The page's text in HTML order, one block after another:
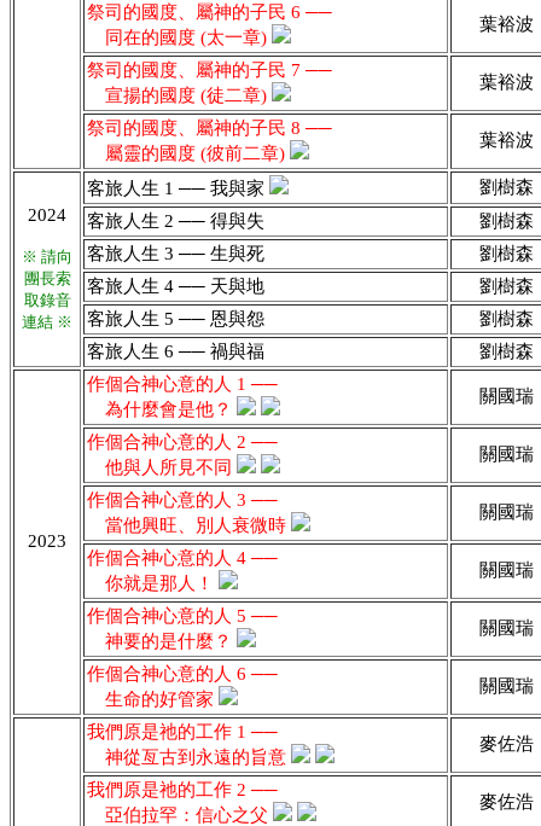
祭司的國度、屬神的子民 6 ──
同在的國度 (太一章)
葉裕波
祭司的國度、屬神的子民 7 ──
宣揚的國度 (徒二章)
葉裕波
祭司的國度、屬神的子民 8 ──
屬靈的國度 (彼前二章)
葉裕波
2024
※ 請向
團長索
取錄音
連結 ※
客旅人生 1 ── 我與家
劉樹森
客旅人生 2 ── 得與失
劉樹森
客旅人生 3 ── 生與死
劉樹森
客旅人生 4 ── 天與地
劉樹森
客旅人生 5 ── 恩與怨
劉樹森
客旅人生 6 ── 禍與福
劉樹森
2023
作個合神心意的人 1 ──
為什麼會是他？
關國瑞
作個合神心意的人 2 ──
他與人所見不同
關國瑞
作個合神心意的人 3 ──
當他興旺、別人衰微時
關國瑞
作個合神心意的人 4 ──
你就是那人！
關國瑞
作個合神心意的人 5 ──
神要的是什麼？
關國瑞
作個合神心意的人 6 ──
生命的好管家
關國瑞
我們原是祂的工作 1 ──
神從亙古到永遠的旨意
麥佐浩
我們原是祂的工作 2 ──
亞伯拉罕：信心之父
麥佐浩